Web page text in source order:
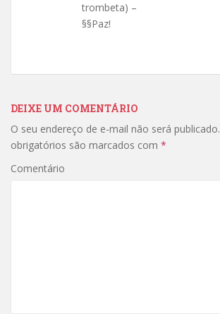
trombeta) –
§§Paz!
DEIXE UM COMENTÁRIO
O seu endereço de e-mail não será publicado.
obrigatórios são marcados com *
Comentário